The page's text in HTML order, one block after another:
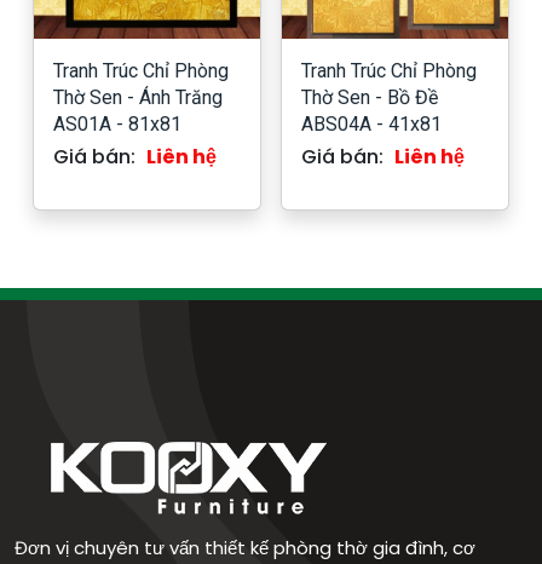
Tranh Trúc Chỉ Phòng
Thờ Sen - Ánh Trăng
AS01A - 81x81
Giá bán: Liên hệ
Tranh Trúc Chỉ Phòng
Thờ Sen - Bồ Đề
ABS04A - 41x81
Giá bán: Liên hệ
Đơn vị chuyên tư vấn thiết kế phòng thờ gia đình, cơ